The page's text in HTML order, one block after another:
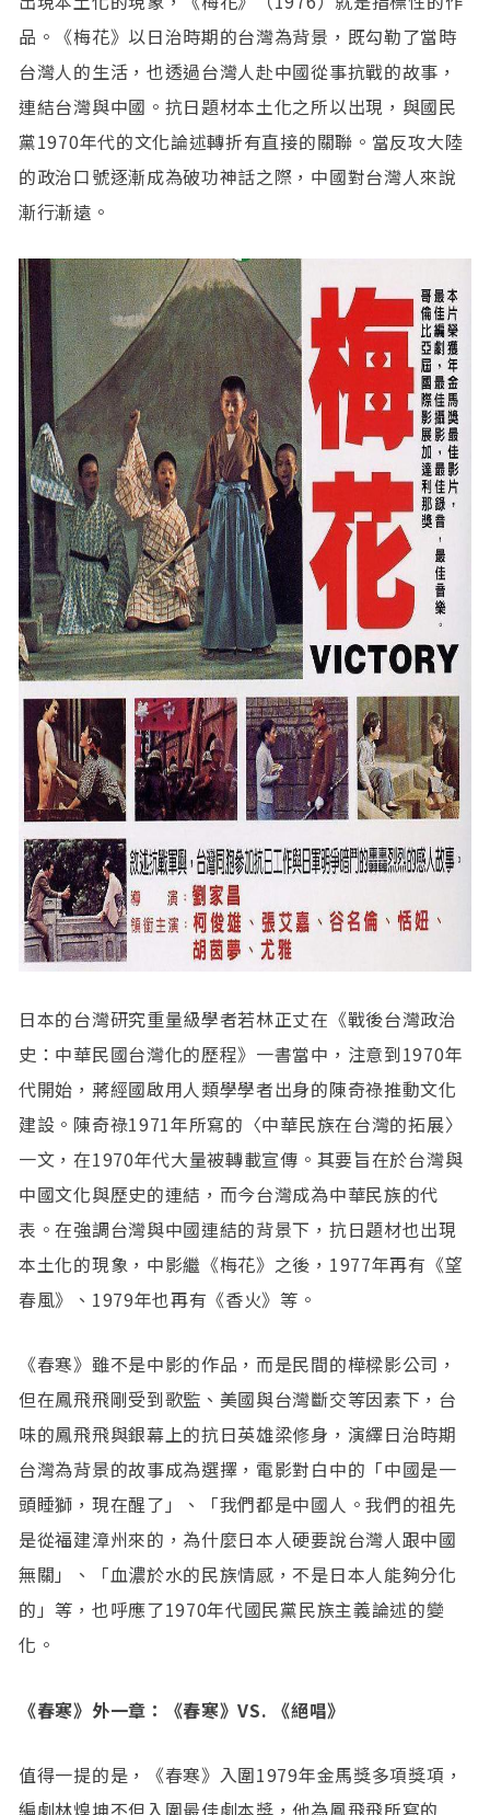
品。《梅花》以日治時期的台灣為背景，既勾勒了當時
台灣人的生活，也透過台灣人赴中國從事抗戰的故事，
連結台灣與中國。抗日題材本土化之所以出現，與國民
黨1970年代的文化論述轉折有直接的關聯。當反攻大陸
的政治口號逐漸成為破功神話之際，中國對台灣人來說
漸行漸遠。
日本的台灣研究重量級學者若林正丈在《戰後台灣政治
史：中華民國台灣化的歷程》一書當中，注意到1970年
代開始，蔣經國啟用人類學學者出身的陳奇祿推動文化
建設。陳奇祿1971年所寫的〈中華民族在台灣的拓展〉
一文，在1970年代大量被轉載宣傳。其要旨在於台灣與
中國文化與歷史的連結，而今台灣成為中華民族的代
表。在強調台灣與中國連結的背景下，抗日題材也出現
本土化的現象，中影繼《梅花》之後，1977年再有《望
春風》、1979年也再有《香火》等。
《春寒》雖不是中影的作品，而是民間的樺樑影公司，
但在鳳飛飛剛受到歌監、美國與台灣斷交等因素下，台
味的鳳飛飛與銀幕上的抗日英雄梁修身，演繹日治時期
台灣為背景的故事成為選擇，電影對白中的「中國是一
頭睡獅，現在醒了」、「我們都是中國人。我們的祖先
是從福建漳州來的，為什麼日本人硬要說台灣人跟中國
無關」、「血濃於水的民族情感，不是日本人能夠分化
的」等，也呼應了1970年代國民黨民族主義論述的變
化。
《春寒》外一章：《春寒》VS. 《絕唱》
值得一提的是，《春寒》入圍1979年金馬獎多項獎項，
編劇林煌坤不但入圍最佳劇本獎，他為鳳飛飛所寫的